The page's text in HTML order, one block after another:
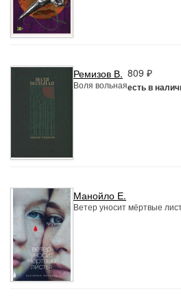
Ремизов В.
Воля вольная
809 ₽
есть в
Манойло Е.
Ветер уносит мёртвые